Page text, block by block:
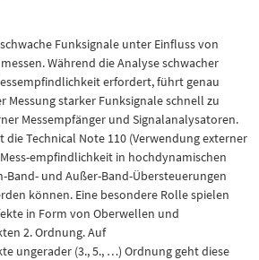
Funksignale unter Einfluss von
Während die Analyse schwacher
erfordert, führt genau
Messung starker Funksignale schnell zu
Messempfänger und Signalanalysatoren.
die Technical Note 110 (Verwendung externer
empfindlichkeit in hochdynamischen
Band- und Außer-Band-Übersteuerungen
können. Eine besondere Rolle spielen
in Form von Oberwellen und
2. Ordnung. Auf
ungerader (3., 5., …) Ordnung geht diese